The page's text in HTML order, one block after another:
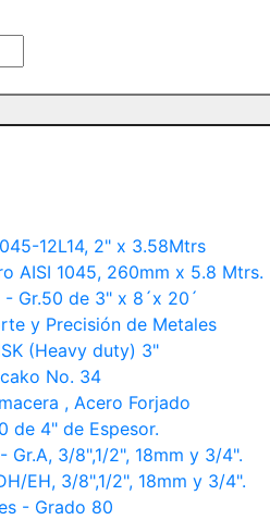
12L14, 2" x 3.58Mtrs
AISI 1045, 260mm x 5.8 Mtrs.
Gr.50 de 3" x 8´x 20´
y Precisión de Metales
(Heavy duty) 3"
No. 34
, Acero Forjado
de 4" de Espesor.
Gr.A, 3/8",1/2", 18mm y 3/4".
EH, 3/8",1/2", 18mm y 3/4".
- Grado 80